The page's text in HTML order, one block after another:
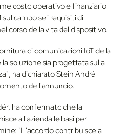
costo operativo e finanziario
campo se i requisiti di
corso della vita del dispositivo.
di comunicazioni IoT della
soluzione sia progettata sulla
ha dichiarato Stein André
dell'annuncio.
ha confermato che la
all'azienda le basi per
"L'accordo contribuisce a